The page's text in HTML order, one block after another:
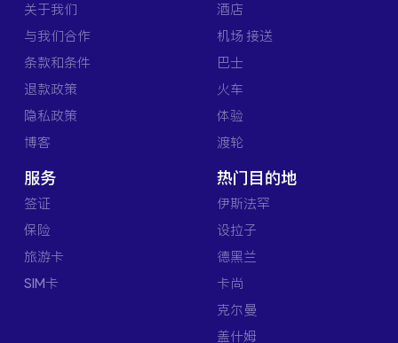
关于我们
与我们合作
条款和条件
退款政策
隐私政策
博客
酒店
机场 接送
巴士
火车
体验
渡轮
服务
签证
保险
旅游卡
SIM卡
热门目的地
伊斯法罕
设拉子
德黑兰
卡尚
克尔曼
盖什姆